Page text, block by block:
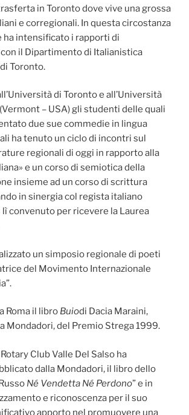
in Toronto dove vive una grossa
e corregionali. In questa circostanza
ha intensificato i rapporti di
il Dipartimento di Italianistica
Toronto.
di Toronto e all’Università
– USA) gli studenti delle quali
due sue commedie in lingua
ha tenuto un ciclo di incontri sul
regionali di oggi in rapporto alla
e un corso di semiotica della
insieme ad un corso di scrittura
in sinergia col regista italiano
lì convenuto per ricevere la Laurea
un simposio regionale di poeti
del Movimento Internazionale
Roma il libro Buiodi Dacia Maraini,
Mondadori, del Premio Strega 1999.
Club Valle Del Salso ha
dalla Mondadori, il libro dello
Né Vendetta Né Perdono” e in
e riconoscenza per il suo
apporto nel promuovere una